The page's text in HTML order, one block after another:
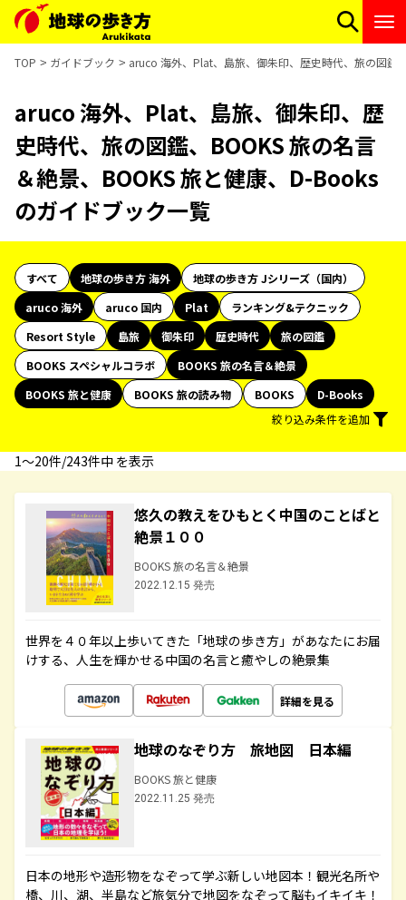
TOP ガイドブック aruco 海外、Plat、島旅、御朱印、歴史時代、旅の図鑑
aruco 海外、Plat、島旅、御朱印、歴
史時代、旅の図鑑、BOOKS 旅の名言
＆絶景、BOOKS 旅と健康、D-Books
のガイドブック一覧
すべて 地球の歩き方 海外
地球の歩き方 Jシリーズ（国内）
aruco 海外
aruco 国内 Plat
ランキング&テクニック
Resort Style
島旅 御朱印 歴史時代
旅の図鑑
BOOKS スペシャルコラボ
BOOKS 旅の名言＆絶景
BOOKS 旅と健康
BOOKS 旅の読み物 BOOKS
D-Books
絞り込み条件を追加
1〜20件/243件中 を表示
悠久の教えをひもとく中国のことばと
絶景１００
BOOKS 旅の名言＆絶景
2022.12.15 発売
世界を４０年以上歩いてきた「地球の歩き方」があなたにお届
けする、人生を輝かせる中国の名言と癒やしの絶景集
詳細を見る
地球のなぞり方 旅地図 日本編
BOOKS 旅と健康
2022.11.25 発売
日本の地形や造形物をなぞって学ぶ新しい地図本！観光名所や
橋、川、湖、半島など旅気分で地図をなぞって脳もイキイキ！